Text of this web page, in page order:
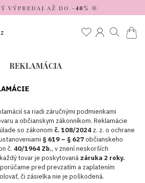
VÝPREDAJ AŽ DO -𝟒𝟎% 🌞
REKLAMÁCIA
sa riadi záručnými podmienkami
a občianskym zákonníkom. Reklamácie
so zákonom č. 108/2024 z. z. o ochrane
§ 619 – § 627občianskeho
č. 40/1964 Zb., v znení neskorších
tovar je poskytovaná záruka 2 roky.
pred prevzatím a zaplatením
či zásielka nie je poškodená.